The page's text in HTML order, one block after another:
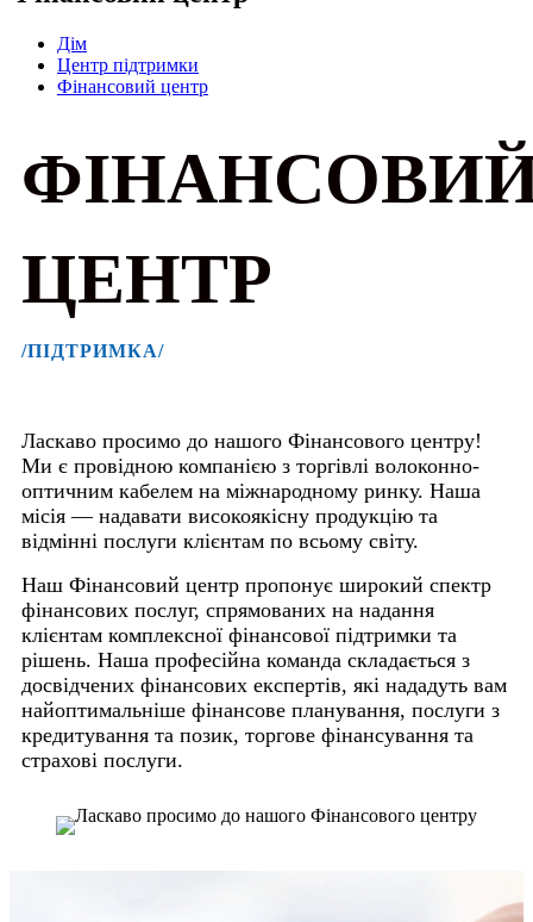
Дім
Центр підтримки
Фінансовий центр
ЦЕНТР
/ПІДТРИМКА/
Ласкаво просимо до нашого Фінансового центру!
Ми є провідною компанією з торгівлі волоконно-
оптичним кабелем на міжнародному ринку. Наша
місія — надавати високоякісну продукцію та
відмінні послуги клієнтам по всьому світу.
Наш Фінансовий центр пропонує широкий спектр
фінансових послуг, спрямованих на надання
клієнтам комплексної фінансової підтримки та
рішень. Наша професійна команда складається з
досвідчених фінансових експертів, які нададуть вам
найоптимальніше фінансове планування, послуги з
кредитування та позик, торгове фінансування та
страхові послуги.